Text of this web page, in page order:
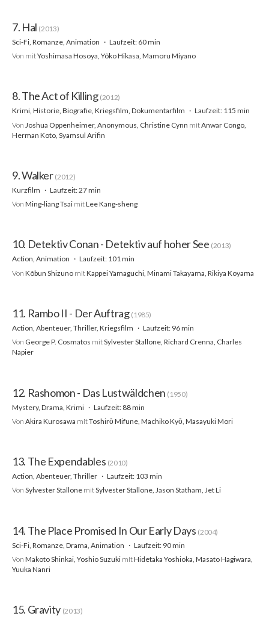
7. Hal (2013)
Sci-Fi, Romanze, Animation
Laufzeit: 60 min
Von mitYoshimasa Hosoya, Yôko Hikasa, Mamoru Miyano
8. The Act of Killing (2012)
Krimi, Historie, Biografie, Kriegsfilm, Dokumentarfilm
Laufzeit: 115 min
Von Joshua Oppenheimer, Anonymous, Christine Cynn mitAnwar Congo,
Herman Koto, Syamsul Arifin
9. Walker (2012)
Kurzfilm
Laufzeit: 27 min
Von Ming-liang Tsai mitLee Kang-sheng
10. Detektiv Conan - Detektiv auf hoher See (2013)
Action, Animation
Laufzeit: 101 min
Von Kôbun Shizuno mitKappei Yamaguchi, Minami Takayama, Rikiya Koyama
11. Rambo II - Der Auftrag (1985)
Action, Abenteuer, Thriller, Kriegsfilm
Laufzeit: 96 min
Von George P. Cosmatos mitSylvester Stallone, Richard Crenna, Charles
Napier
12. Rashomon - Das Lustwäldchen (1950)
Mystery, Drama, Krimi
Laufzeit: 88 min
Von Akira Kurosawa mitToshirō Mifune, Machiko Kyō, Masayuki Mori
13. The Expendables (2010)
Action, Abenteuer, Thriller
Laufzeit: 103 min
Von Sylvester Stallone mitSylvester Stallone, Jason Statham, Jet Li
14. The Place Promised In Our Early Days (2004)
Sci-Fi, Romanze, Drama, Animation
Laufzeit: 90 min
Von Makoto Shinkai, Yoshio Suzuki mitHidetaka Yoshioka, Masato Hagiwara,
Yuuka Nanri
15. Gravity (2013)